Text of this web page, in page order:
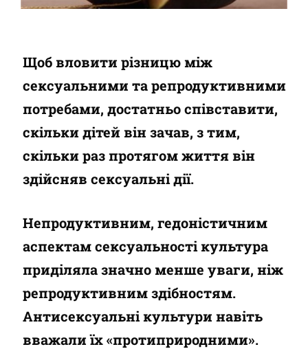
Щоб вловити різницю між
сексуальними та репродуктивними
потребами, достатньо співставити,
скільки дітей він зачав, з тим,
скільки раз протягом життя він
здійсняв сексуальні дії.
Непродуктивним, гедоністичним
аспектам сексуальності культура
приділяла значно менше уваги, ніж
репродуктивним здібностям.
Антисексуальні культури навіть
вважали їх «протиприродними».